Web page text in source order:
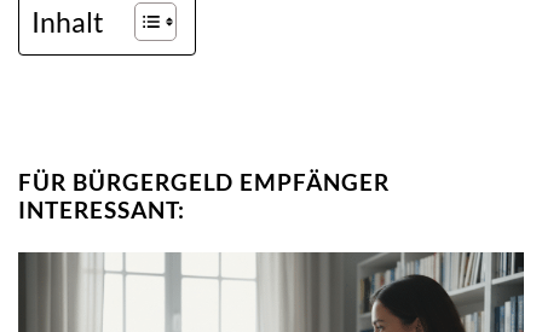
Inhalt
FÜR BÜRGERGELD EMPFÄNGER
INTERESSANT: